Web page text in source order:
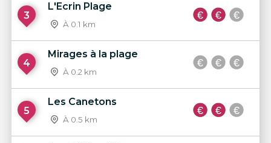
3
L'Ecrin Plage
À 0.1 km
4
Mirages à la plage
À 0.2 km
5
Les Canetons
À 0.5 km